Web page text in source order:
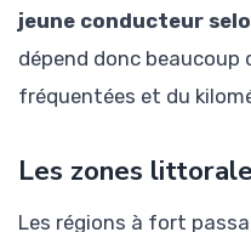
jeune conducteur
dépend donc beaucoup
fréquentées et du
Les zones
Les régions à fort